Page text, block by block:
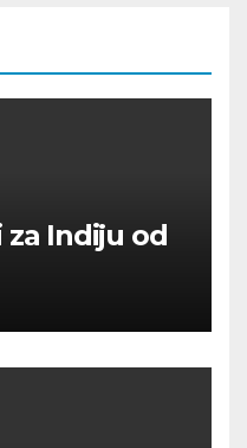
Indiju od